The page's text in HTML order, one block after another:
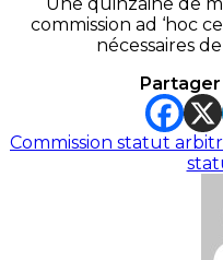
commission ad ‘hoc
nécessaires
Commission statut